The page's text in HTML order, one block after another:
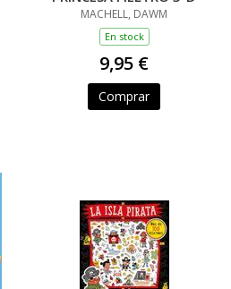
MACHELL, DAWM
En stock
9,95 €
Comprar